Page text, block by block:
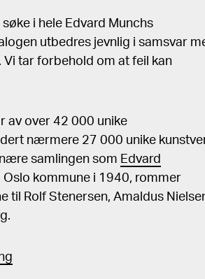
søke i hele Edvard Munchs
utbedres jevnlig i samsvar
Vi tar forbehold om at feil kan
av over 42 000 unike
nærmere 27 000 unike
samlingen som Edvard
kommune i 1940, rommer
til Rolf Stenersen, Amaldus